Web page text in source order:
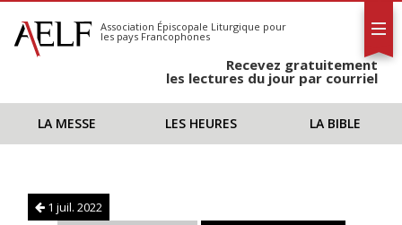
S'abonner
Calendrier
Association Épiscopale Liturgique pour
les pays Francophones
Recevez gratuitement
les lectures du jour par courriel
LA MESSE LES HEURES LA BIBLE
1 juil. 2022